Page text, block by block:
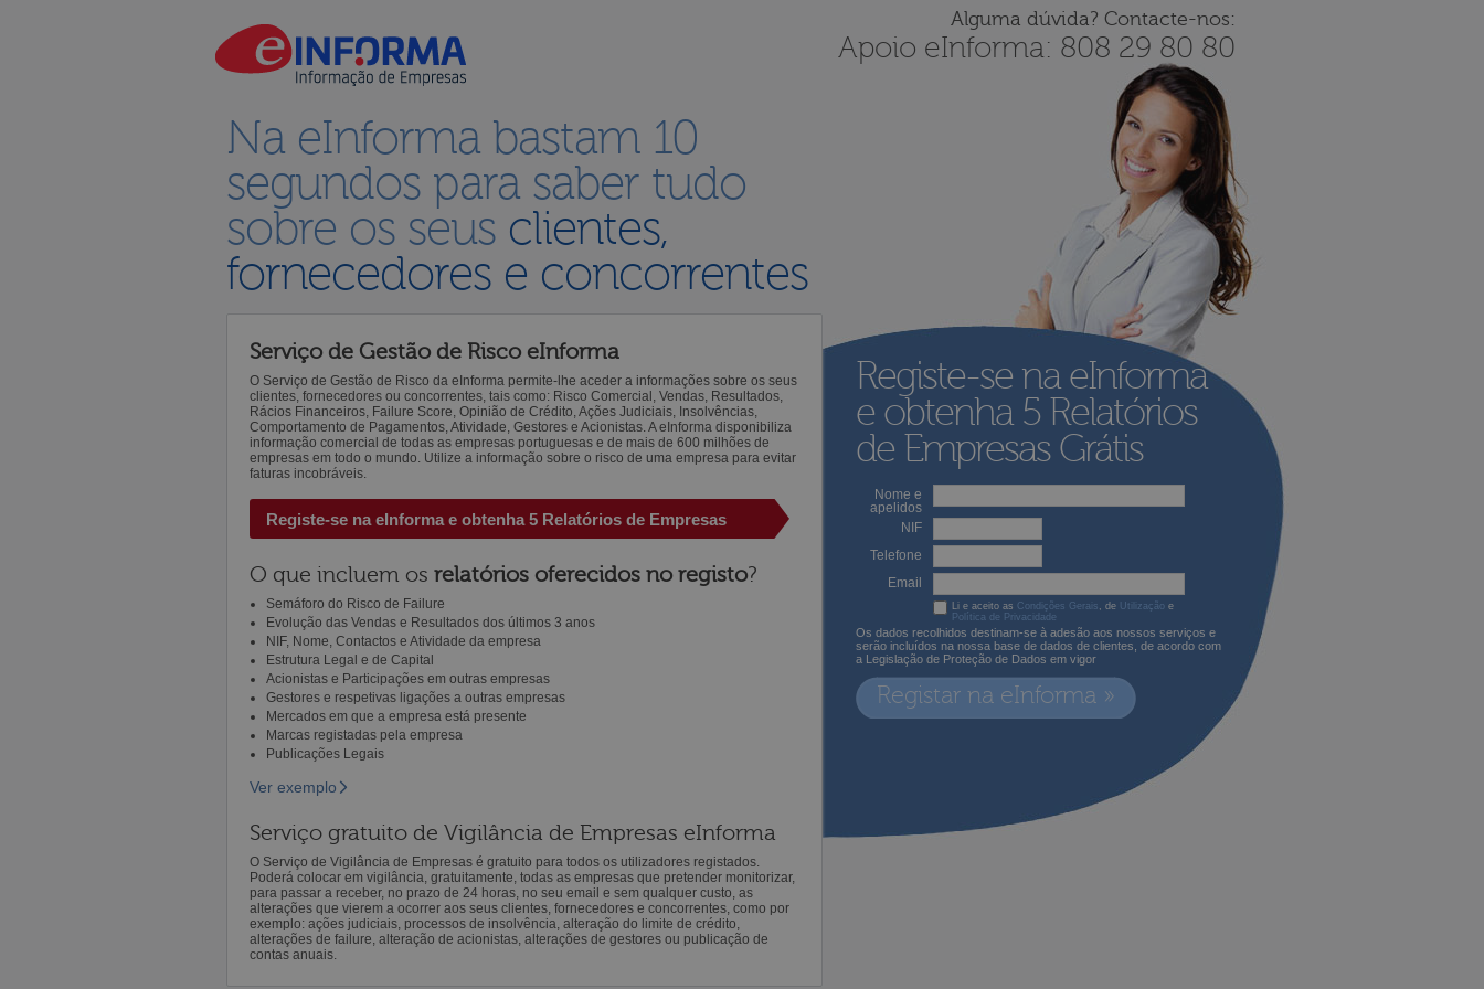
Alguma dúvida? Contacte-nos:
Apoio eInforma: 808 29 80 80
Registe-se na eInforma
e obtenha5 Relatórios
de Empresas Grátis
Nome e
apelidos
NIF
Telefone
Email
Li e aceito as Condições Gerais , de Utilização e
Política de Privacidade
Os dados recolhidos destinam-se à adesão aos nossos serviços e
serão incluídos na nossa base de dados de clientes, de acordo com
a Legislação de Proteção de Dados em vigor
Registar na eInforma »
Na eInforma bastam 10
segundos para saber tudo
sobre os seus clientes,
fornecedores e concorrentes
Serviço de Gestão de Risco eInforma
O Serviço de Gestão de Risco da eInforma permite-lhe aceder a informações sobre os seus
clientes, fornecedores ou concorrentes, tais como: Risco Comercial, Vendas, Resultados,
Rácios Financeiros, Failure Score, Opinião de Crédito, Ações Judiciais, Insolvências,
Comportamento de Pagamentos, Atividade, Gestores e Acionistas. A eInforma disponibiliza
informação comercial de todas as empresas portuguesas e de mais de 600 milhões de
empresas em todo o mundo. Utilize a informação sobre o risco de uma empresa para evitar
faturas incobráveis.
Registe-se na eInforma e obtenha 5 Relatórios de Empresas
O que incluem os relatórios oferecidos no registo?
Semáforo do Risco de Failure
Evolução das Vendas e Resultados dos últimos 3 anos
NIF, Nome, Contactos e Atividade da empresa
Estrutura Legal e de Capital
Acionistas e Participações em outras empresas
Gestores e respetivas ligações a outras empresas
Mercados em que a empresa está presente
Marcas registadas pela empresa
Publicações Legais
Ver exemplo
Serviço gratuito de Vigilância de Empresas eInforma
O Serviço de Vigilância de Empresas é gratuito para todos os utilizadores registados.
Poderá colocar em vigilância, gratuitamente, todas as empresas que pretender monitorizar,
para passar a receber, no prazo de 24 horas, no seu email e sem qualquer custo, as
alterações que vierem a ocorrer aos seus clientes, fornecedores e concorrentes, como por
exemplo: ações judiciais, processos de insolvência, alteração do limite de crédito,
alterações de failure, alteração de acionistas, alterações de gestores ou publicação de
contas anuais.